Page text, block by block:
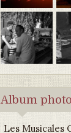
Album
Les Musicales